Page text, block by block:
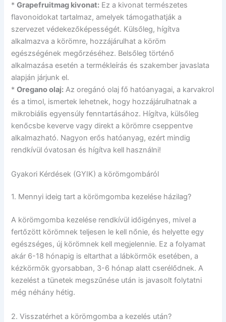
*Grapefruitmag kivonat: Ez a kivonat természetes
flavonoidokat tartalmaz, amelyek támogathatják a
szervezet védekezőképességét. Külsőleg, hígítva
alkalmazva a körömre, hozzájárulhat a köröm
egészségének megőrzéséhez. Belsőleg történő
alkalmazása esetén a termékleírás és szakember javaslata
alapján járjunk el.
*Oregano olaj: Az oregánó olaj fő hatóanyagai, a karvakrol
és a timol, ismertek lehetnek, hogy hozzájárulhatnak a
mikrobiális egyensúly fenntartásához. Hígítva, külsőleg
kenőcsbe keverve vagy direkt a körömre cseppentve
alkalmazható. Nagyon erős hatóanyag, ezért mindig
rendkívül óvatosan és hígítva kell használni!
Gyakori Kérdések (GYIK) a körömgombáról
1. Mennyi ideig tart a körömgomba kezelése házilag?
A körömgomba kezelése rendkívül időigényes, mivel a
fertőzött körömnek teljesen le kell nőnie, és helyette egy
egészséges, új körömnek kell megjelennie. Ez a folyamat
akár 6-18 hónapig is eltarthat a lábkörmök esetében, a
kézkörmök gyorsabban, 3-6 hónap alatt cserélődnek. A
kezelést a tünetek megszűnése után is javasolt folytatni
még néhány hétig.
2. Visszatérhet a körömgomba a kezelés után?